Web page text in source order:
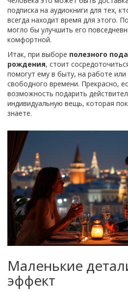
подписка на аудиокниги для тех,
всегда находит время для этого.
могло бы улучшить его
комфортной.
Итак, при выборе полезного
рождения, стоит
помогут ему в быту, на работе или
свободного времени. Прекрасно,
возможность подарить
индивидуальную вещь, которая
знаете.
Маленькие
эффект